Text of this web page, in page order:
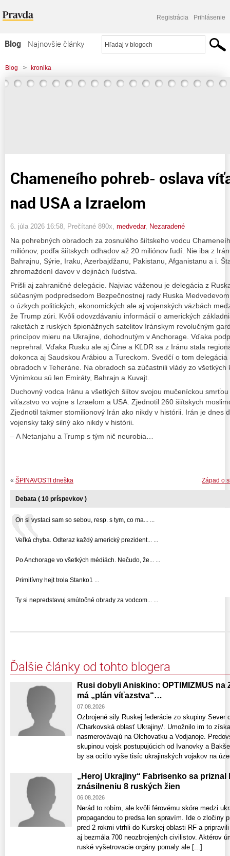
Registrácia Prihlásenie
Blog
Najnovšie články
Najčítanejšie články
Najkomentovanejšie články
Blog > kronika
> Chameneího pohreb- oslava víťazstva Iránu nad USA a Izraelom
Chameneího pohreb- oslava
nad USA a Izraelom
6. júla 2026 16:58 , Prečítané 890x, medvedar, Nezaradené
Na pohrebných obradoch za zosnulého šiítskeho vodcu
miliónov, podľa šiítskych odhadov až 20 miliónov ľudí. Nie iba z
Bahrajnu, Sýrie, Iraku, Azerbajdžanu, Pakistanu, Afganistanu a i.
zhromaždení davov v dejinách ľudstva.
Prišli aj zahraničné delegácie. Najviac váženou je delegácia z
súčasným podpredsedom Bezpečnostnej rady Ruska
o úzkych politických, ekonomických ale aj vojenských väzbách
že Trump zúri. Kvôli odovzdávaniu informácií o amerických
raketách z ruských špionážnych satelitov Iránskym revolučným
princípov mieru na Ukrajine, dohodnutým v Anchorage. Vďaka
neprehral. Vďaka Rusku ale aj Číne a KĽDR sa z Iránu stala
dokonca aj Saudskou Arábiou a Tureckom. Svedčí o tom
obradoch v Teheráne. Na obradoch sa zúčastnili vlády zo
Výnimkou sú len Emiráty, Bahrajn a Kuvajt.
Duchovný vodca Iránu a všetkých šiítov svojou mučeníckou
víťazstvo vo vojne s Izraelom a USA. Zjednotil 260 šiítskych
Zjednotil takmer stomilionový Irán ako nikdy v histórii. Irán je dnes
vojensky taký silný ako nikdy v histórii.
– A Netanjahu a Trump s tým nič neurobia…
Západ o
« ŠPINAVOSTI dneška
Debata ( 10 príspevkov )
On si vystaci sam so sebou, resp. s tym, co ma... ...
Veľká chyba. Odteraz každý americký prezident... ...
Po Anchorage vo všetkých médiách. Nečudo, že... ...
Primitívny hejt trola Stanko1 ...
Ty si nepredstavuj smútočné obrady za vodcom... ...
Ďalšie články od tohto blogera
Rusi dobyli Aniskino: OPTIMIZMUS na
má „plán víťazstva“…
07.08.2026
Ozbrojené sily Ruskej federácie zo skupiny Sever
/Charkovská oblasť Ukrajiny/. Umožnilo im to
nasmerovávajú na Olchovatku a Vodjanoje.
skupinou vojsk postupujúcich od Ivanovky a
by sa ocitlo vyše tisíc ukrajinských vojakov na
„Heroj Ukrajiny“ Fabrisenko sa priznal
znásilneniu 8 ruských žien
06.08.2026
Nerád to robím, ale kvôli férovému skóre medzi
propagandou to predsa len spravím. Ide o zločiny
pred 2 rokmi vtrhli do Kurskej oblasti RF a
aj bezmála 700 neozbrojených civilistov. Aktérov
ruské vyšetrovacie orgány pomaly ale [...]